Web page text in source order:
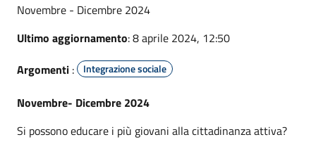
Novembre - Dicembre 2024
Ultimo aggiornamento: 8 aprile 2024, 12:50
Argomenti : Integrazione sociale
Novembre- Dicembre 2024
Si possono educare i più giovani alla cittadinanza attiva?